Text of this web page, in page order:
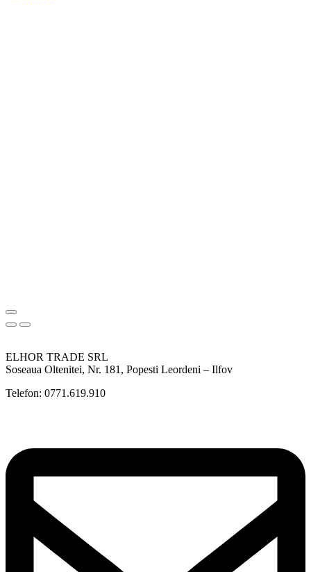
ELHOR TRADE SRL
Soseaua Oltenitei, Nr. 181, Popesti Leordeni – Ilfov
Telefon: 0771.619.910